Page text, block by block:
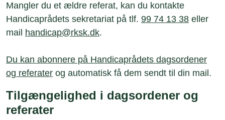
Mangler du et ældre referat, kan du kontakte
Handicaprådets sekretariat på tlf. 99 74 13 38 eller
mail handicap@rksk.dk.
Du kan abonnere på Handicaprådets dagsordener
og referater og automatisk få dem sendt til din mail.
Tilgængelighed i dagsordener og
referater